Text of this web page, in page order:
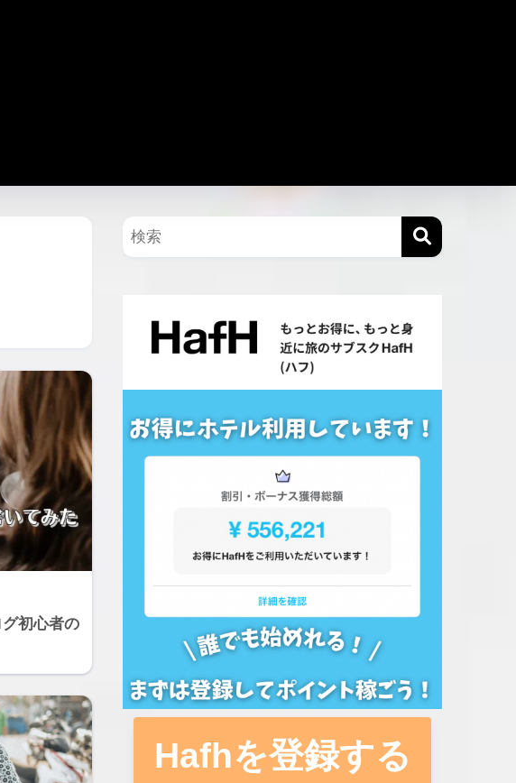
グ初心者の
Hafhを登録する